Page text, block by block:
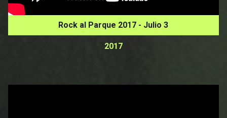
Rock al Parque 2017 - Julio 3
2017